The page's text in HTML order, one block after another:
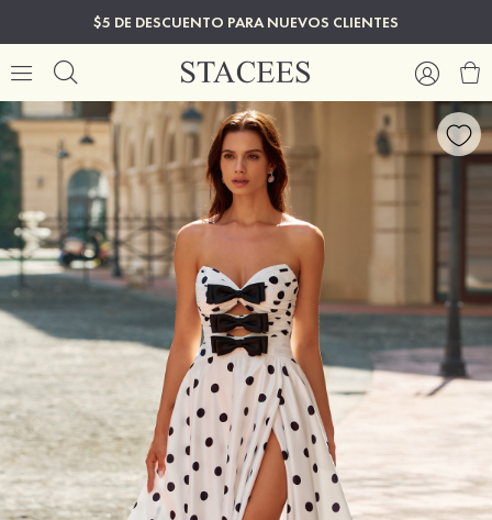
$5 DE DESCUENTO PARA NUEVOS CLIENTES